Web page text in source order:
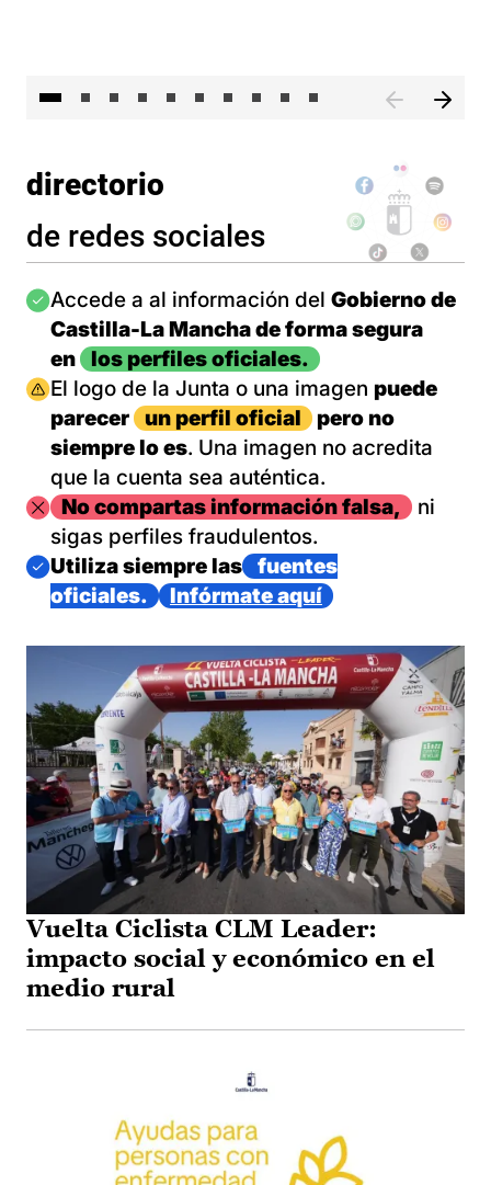
directorio
de redes sociales
Imagen
Accede a al información del Gobierno de
Castilla-La Mancha de forma segura
en
los perfiles oficiales.
Imagen
El logo de la Junta o una imagen puede
parecer
un perfil oficial
pero no
siempre lo es. Una imagen no acredita
que la cuenta sea auténtica.
ImagenNo compartas información falsa,
ni
sigas perfiles fraudulentos.
Imagen
Utiliza siempre las
fuentes
oficiales.
Infórmate aquí
Vuelta Ciclista CLM Leader:
impacto social y económico en el
medio rural